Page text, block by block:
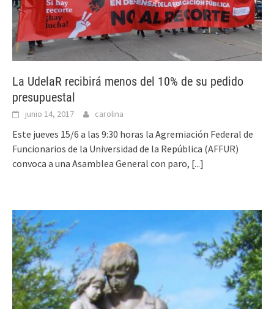
La UdelaR recibirá menos del 10% de su pedido
presupuestal
junio 14, 2017 carolina
Este jueves 15/6 a las 9:30 horas la Agremiación Federal de
Funcionarios de la Universidad de la República (AFFUR)
convoca a una Asamblea General con paro, [...]